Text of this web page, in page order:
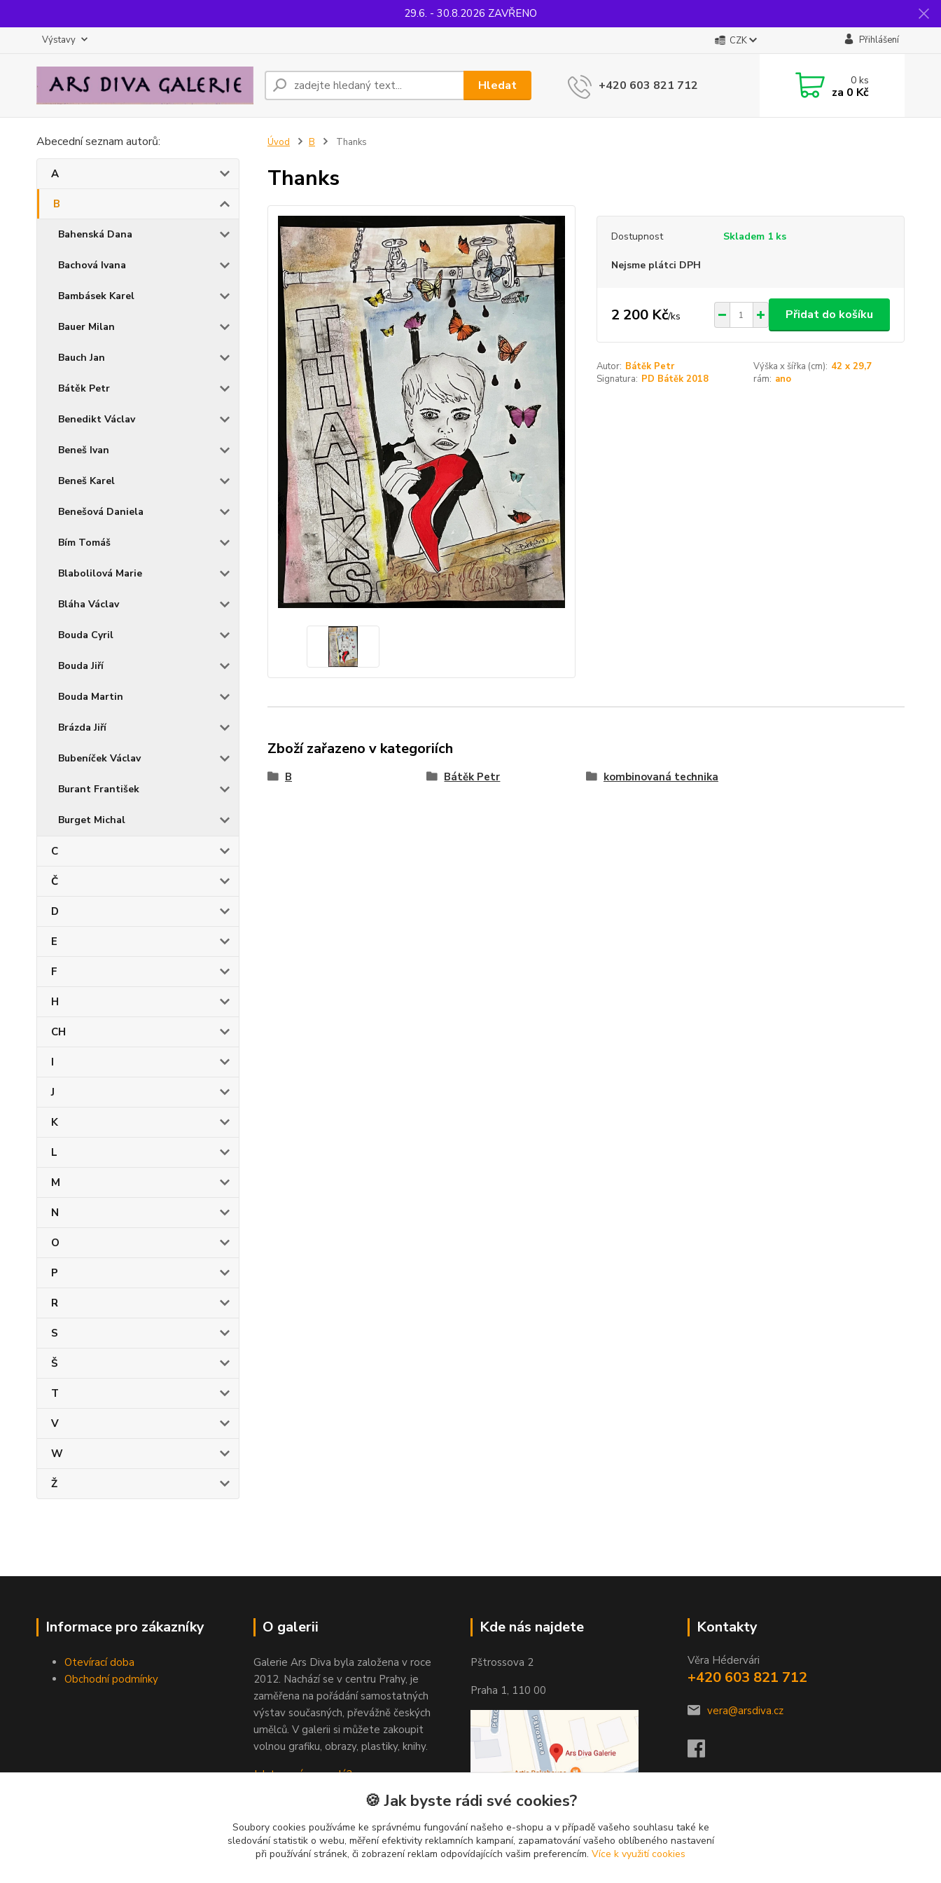
29.6. - 30.8.2026 ZAVŘENO
Výstavy CZK Přihlášení
Hledat +420 603 821 712 0ks
za 0 Kč
Abecední seznam autorů:
A
B
Bahenská Dana
Bachová Ivana
Bambásek Karel
Bauer Milan
Bauch Jan
Bátěk Petr
Benedikt Václav
Beneš Ivan
Beneš Karel
Benešová Daniela
Bím Tomáš
Blabolilová Marie
Bláha Václav
Bouda Cyril
Bouda Jiří
Bouda Martin
Brázda Jiří
Bubeníček Václav
Burant František
Burget Michal
C
Č
D
E
F
H
CH
I
J
K
L
M
N
O
P
R
S
Š
T
V
W
Ž
Úvod B Thanks
Thanks
Dostupnost Skladem 1 ks
Nejsme plátci DPH
2 200 Kč/ks Přidat do košíku
Autor: Bátěk Petr Výška x šířka (cm): 42 x 29,7
Signatura: PD Bátěk 2018 rám: ano
Zboží zařazeno v kategoriích
B Bátěk Petr kombinovaná technika
Informace pro zákazníky
Otevírací doba
Obchodní podmínky
O galerii
Galerie Ars Diva byla založena v roce
2012. Nachází se v centru Prahy, je
zaměřena na pořádání samostatných
výstav současných, převážně českých
umělců. V galerii si můžete zakoupit
volnou grafiku, obrazy, plastiky, knihy.
Jak to u nás vypadá?
Kde nás najdete
Pštrossova 2
Praha 1, 110 00
Kontakty
Věra Hédervári
+420 603 821 712
vera@arsdiva.cz
🍪 Jak byste rádi své cookies?
Soubory cookies používáme ke správnému fungování našeho e-shopu a v případě vašeho souhlasu také ke
sledování statistik o webu, měření efektivity reklamních kampaní, zapamatování vašeho oblíbeného nastavení
při používání stránek, či zobrazení reklam odpovídajících vašim preferencím. Více k využití cookies